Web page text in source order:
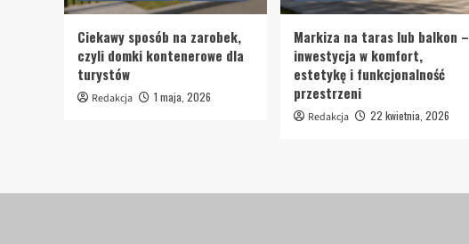
Ciekawy sposób na zarobek,
czyli domki kontenerowe dla
turystów
Redakcja 1 maja, 2026
Markiza na taras lub balkon –
inwestycja w komfort,
estetykę i funkcjonalność
przestrzeni
Redakcja 22 kwietnia, 2026